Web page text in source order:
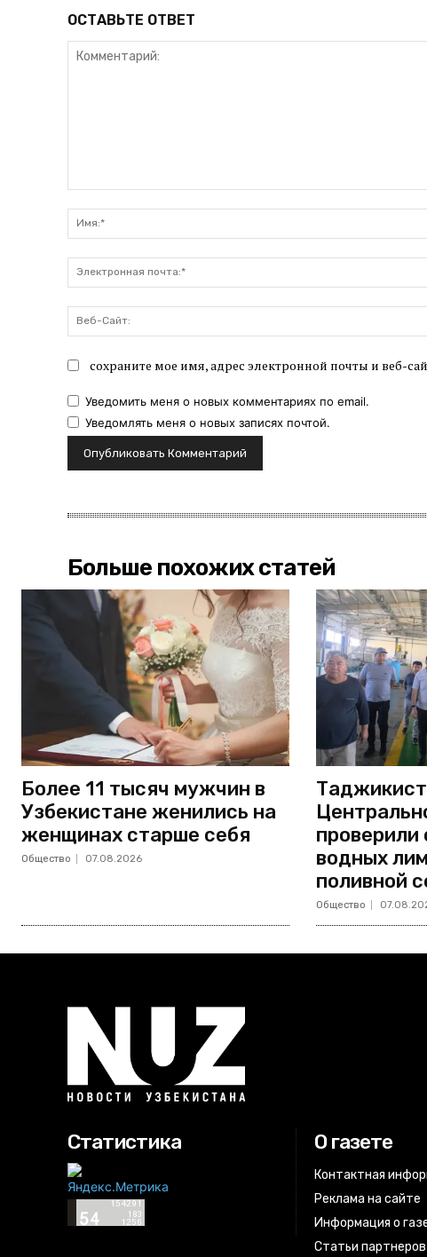
ОСТАВЬТЕ ОТВЕТ
сохраните мое имя, адрес электронной почты и веб-
Уведомить меня о новых комментариях по email.
Уведомлять меня о новых записях почтой.
Больше похожих статей
Более 11 тысяч мужчин в
Узбекистане женились на
женщинах старше себя
Общество 07.08.2026
водных
поливной
Общество
Статистика О газете
Контактная
Реклама на сайте
Информация о
Статьи партнеров